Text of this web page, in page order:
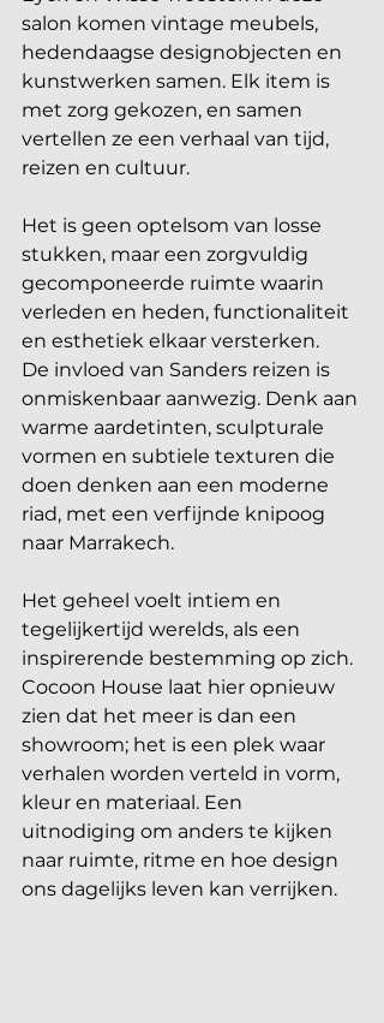
salon komen vintage meubels,
hedendaagse designobjecten en
kunstwerken samen. Elk item is
met zorg gekozen, en samen
vertellen ze een verhaal van tijd,
reizen en cultuur.
Het is geen optelsom van losse
stukken, maar een zorgvuldig
gecomponeerde ruimte waarin
verleden en heden, functionaliteit
en esthetiek elkaar versterken.
De invloed van Sanders reizen is
onmiskenbaar aanwezig. Denk aan
warme aardetinten, sculpturale
vormen en subtiele texturen die
doen denken aan een moderne
riad, met een verfijnde knipoog
naar Marrakech.
Het geheel voelt intiem en
tegelijkertijd werelds, als een
inspirerende bestemming op zich.
Cocoon House laat hier opnieuw
zien dat het meer is dan een
showroom; het is een plek waar
verhalen worden verteld in vorm,
kleur en materiaal. Een
uitnodiging om anders te kijken
naar ruimte, ritme en hoe design
ons dagelijks leven kan verrijken.